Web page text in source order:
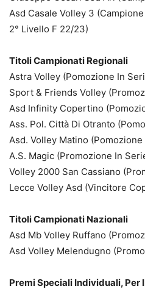
Asd Casale Volley 3
2° Livello F 22/23)
Titoli Campionati Regionali
Astra Volley (Pomozione In
Sport & Friends Volley
Asd Infinity Copertino
Ass. Pol. Città Di Otranto
Asd. Volley Matino
A.S. Magic (Promozione In
Volley 2000 San Cassiano
Lecce Volley Asd (Vincitore
Titoli Campionati Nazionali
Asd Mb Volley Ruffano
Asd Volley Melendugno
Premi Speciali Individuali, Per